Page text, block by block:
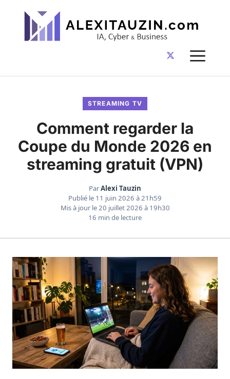
contenu
STREAMING TV
Comment regarder la
Coupe du Monde 2026 en
streaming gratuit (VPN)
ParAlexi Tauzin
Publié le 11 juin 2026 à 21h59
Mis à jour le20 juillet 2026 à 19h30
16 min de lecture